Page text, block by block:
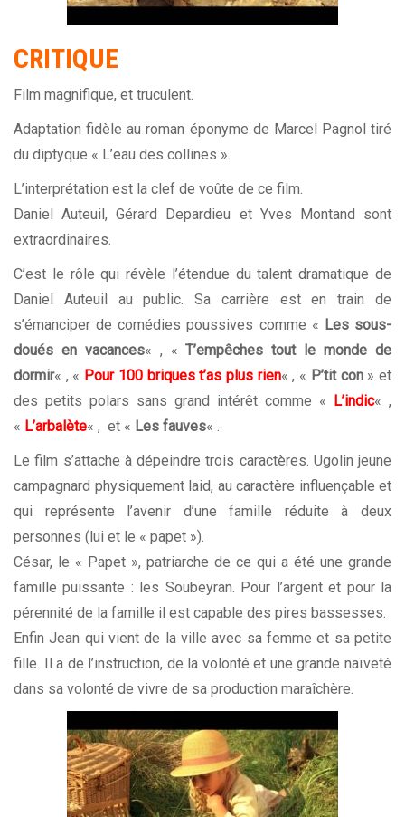
CRITIQUE
Film magnifique, et truculent.
Adaptation fidèle au roman éponyme de Marcel Pagnol tiré
du diptyque « L’eau des collines ».
L’interprétation est la clef de voûte de ce film.
Daniel Auteuil, Gérard Depardieu et Yves Montand sont
extraordinaires.
C’est le rôle qui révèle l’étendue du talent dramatique de
Daniel Auteuil au public. Sa carrière est en train de
s’émanciper de comédies poussives comme « Les sous-
doués en vacances« , «T’empêches tout le monde de
dormir« , « Pour 100 briques t’as plus rien« , « P’tit con» et
des petits polars sans grand intérêt comme «
L’indic« ,
« L’arbalète« , et « Les fauves« .
Le film s’attache à dépeindre trois caractères. Ugolin jeune
campagnard physiquement laid, au caractère influençable et
qui représente l’avenir d’une famille réduite à deux
personnes (lui et le « papet »).
César, le « Papet », patriarche de ce qui a été une grande
famille puissante : les Soubeyran. Pour l’argent et pour la
pérennité de la famille il est capable des pires bassesses.
Enfin Jean qui vient de la ville avec sa femme et sa petite
fille. Il a de l’instruction, de la volonté et une grande naïveté
dans sa volonté de vivre de sa production maraîchère.